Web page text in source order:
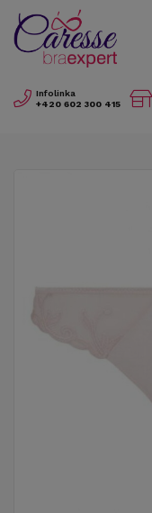
Infolinka
+420 602 300 415